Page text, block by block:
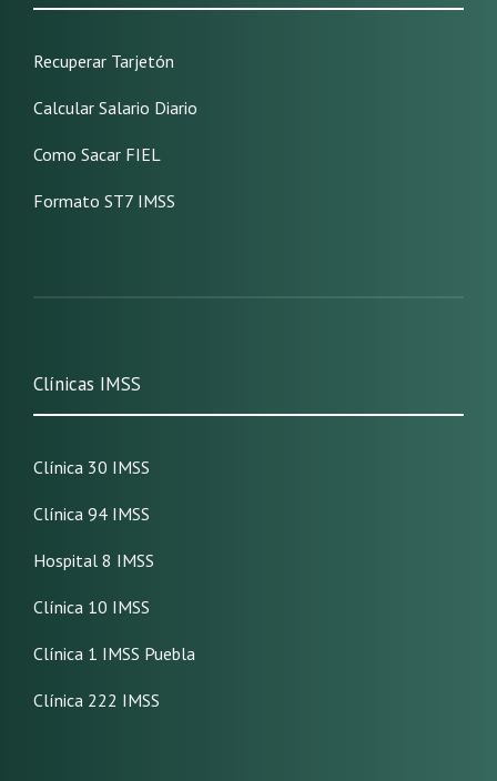
Recuperar Tarjetón
Calcular Salario Diario
Como Sacar FIEL
Formato ST7 IMSS
Clínicas IMSS
Clínica 30 IMSS
Clínica 94 IMSS
Hospital 8 IMSS
Clínica 10 IMSS
Clínica 1 IMSS Puebla
Clínica 222 IMSS